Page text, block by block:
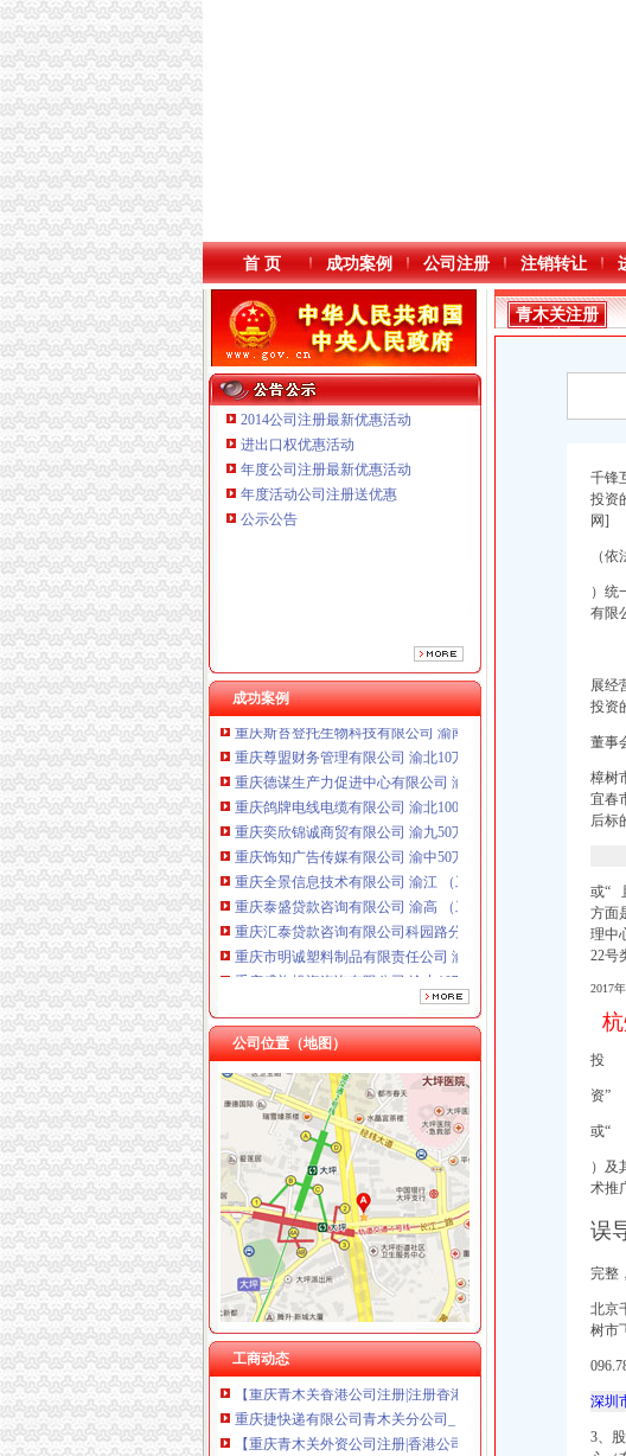
首 页 成功案例 公司注册 注销转让
2014公司注册最新优惠活动
进出口权优惠活动
年度公司注册最新优惠活动
年度活动公司注册送优惠
公示公告
成功案例
重庆鸽牌电线电缆有限公司 渝北10010万 (进出口权)
重庆奕欣锦诚商贸有限公司 渝九50万 （工商注册）
重庆汇泰贷款咨询有限公司科园路分公司 渝高 （工商注册）
重庆盛旗投资咨询有限公司 渝中10万 （工商注册）
重庆斯苔登托生物科技有限公司 渝南10万 （工商注册）
重庆尊盟财务管理有限公司 渝北10万 （工商注册）
重庆德谋生产力促进中心有限公司 渝大10万 （工商注册）
重庆鸽牌电线电缆有限公司 渝北10010万 (进出口权)
重庆奕欣锦诚商贸有限公司 渝九50万 （工商注册）
重庆饰知广告传媒有限公司 渝中50万 （工商注册）
重庆全景信息技术有限公司 渝江 （工商注册）
重庆泰盛贷款咨询有限公司 渝高 （工商注册）
重庆汇泰贷款咨询有限公司科园路分公司 渝高 （工商注册）
重庆市明诚塑料制品有限责任公司 渝高100万 （进出口权）
重庆盛旗投资咨询有限公司 渝中10万 （工商注册）
重庆斯苔登托生物科技有限公司 渝南10万 （工商注册）
重庆尊盟财务管理有限公司 渝北10万 （工商注册）
重庆德谋生产力促进中心有限公司 渝大10万 （工商注册）
公司位置（地图）
工商动态
青木关注册分公司
低风险现买现收益重庆主城7大现铺盘点-吉屋网
成都南光宿舍装修公司
重庆市青火机械有限公司
重庆簧公司_簧厂_生产厂家企业公司
重庆燃气拟IPO原董事长因受贿被判无期徒刑-搜狐滚动
重庆利达气体有限公司青木关分公司_【电话地址_招聘信息_
【青木关公司注册|青木关公司注册代理】-今题青木关公司注
【重庆青木关香港公司注册|注册香港公司|香港公司注册查询】-
重庆捷快递有限公司青木关分公司_【信用信息_诉讼信息_财
【重庆青木关外资公司注册|香港公司注册|离岸公司注册】-重
【58同城】重庆沙坪坝青木关内资公司注册服务_内资公司注
重庆利达气体有限公司青木关分公司
青木关注册
分公司
千锋
投资
网] [
（
）统
有限
展经
投资
董事
樟树
宜春
后标
或“
方面
理中
22号
2017
杭
投
资”
或“
）及
术推
误
完整，
北京
树市
深圳
3、